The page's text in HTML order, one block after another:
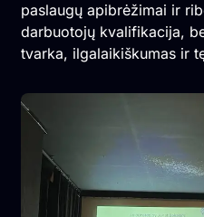
paslaugų apibrėžimai ir
darbuotojų kvalifikacija,
tvarka, ilgalaikiškumas ir